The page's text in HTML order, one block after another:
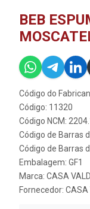
BEB
Código do
Código: 11320
Código NCM:
Código de Barras
Código de Barras
Embalagem: GF1
Marca: CASA
Fornecedor: CASA